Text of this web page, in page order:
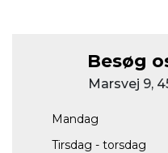
Besøg
Marsvej 9,
Mandag
Tirsdag - torsdag